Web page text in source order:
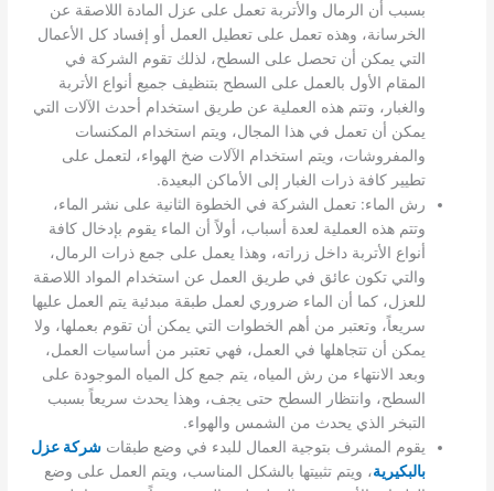
بسبب أن الرمال والأتربة تعمل على عزل المادة اللاصقة عن
الخرسانة، وهذه تعمل على تعطيل العمل أو إفساد كل الأعمال
التي يمكن أن تحصل على السطح، لذلك تقوم الشركة في
المقام الأول بالعمل على السطح بتنظيف جميع أنواع الأتربة
والغبار، وتتم هذه العملية عن طريق استخدام أحدث الآلات التي
يمكن أن تعمل في هذا المجال، ويتم استخدام المكنسات
والمفروشات، ويتم استخدام الآلات ضخ الهواء، لتعمل على
تطيير كافة ذرات الغبار إلى الأماكن البعيدة.
رش الماء: تعمل الشركة في الخطوة الثانية على نشر الماء،
وتتم هذه العملية لعدة أسباب، أولاً أن الماء يقوم بإدخال كافة
أنواع الأتربة داخل زراته، وهذا يعمل على جمع ذرات الرمال،
والتي تكون عائق في طريق العمل عن استخدام المواد اللاصقة
للعزل، كما أن الماء ضروري لعمل طبقة مبدئية يتم العمل عليها
سريعاً، وتعتبر من أهم الخطوات التي يمكن أن تقوم بعملها، ولا
يمكن أن تتجاهلها في العمل، فهي تعتبر من أساسيات العمل،
وبعد الانتهاء من رش المياه، يتم جمع كل المياه الموجودة على
السطح، وانتظار السطح حتى يجف، وهذا يحدث سريعاً بسبب
التبخر الذي يحدث من الشمس والهواء.
يقوم المشرف بتوجية العمال للبدء في وضع طبقاتشركة عزل
بالبكيرية، ويتم تثبيتها بالشكل المناسب، ويتم العمل على وضع